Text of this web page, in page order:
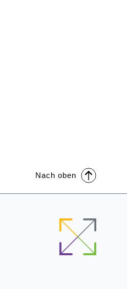
Nach oben